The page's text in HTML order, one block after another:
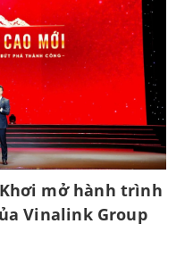
mở hành trình
Vinalink Group